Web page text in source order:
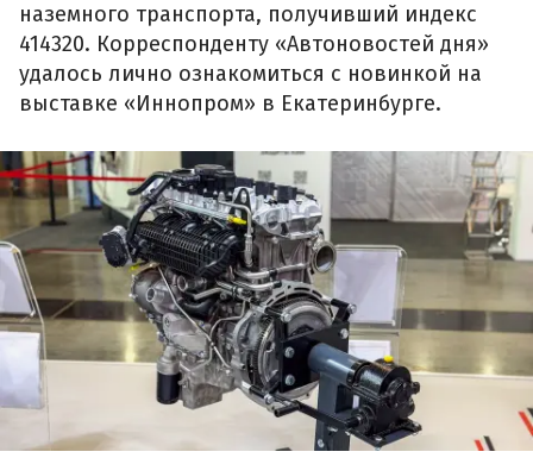
наземного транспорта, получивший индекс
414320. Корреспонденту «Автоновостей дня»
удалось лично ознакомиться с новинкой на
выставке «Иннопром» в Екатеринбурге.